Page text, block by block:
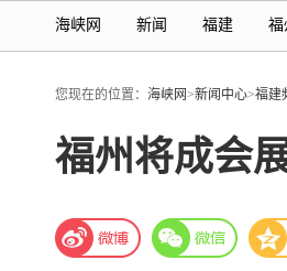
海峡网 新闻 福建 福
您现在的位置： 海峡网>新闻中心>福建
福州将成会